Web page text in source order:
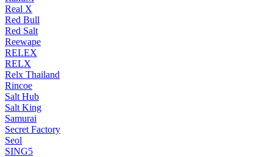
Real X
Red Bull
Red Salt
Reewape
RELEX
RELX
Relx Thailand
Rincoe
Salt Hub
Salt King
Samurai
Secret Factory
Seol
SING5